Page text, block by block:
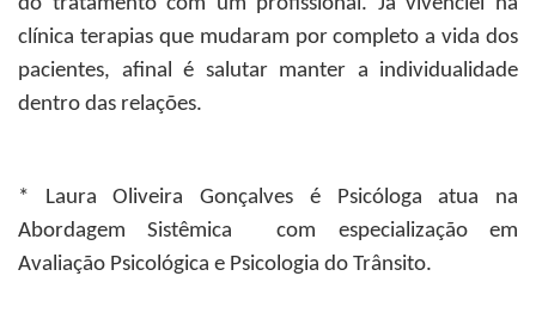
clínica terapias que mudaram por completo a vida dos
pacientes, afinal é salutar manter a individualidade
dentro das relações.
* Laura Oliveira Gonçalves é Psicóloga atua na
Abordagem Sistêmica com especialização em
Avaliação Psicológica e Psicologia do Trânsito.